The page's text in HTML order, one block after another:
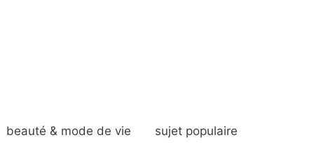
beauté & mode de vie sujet populaire